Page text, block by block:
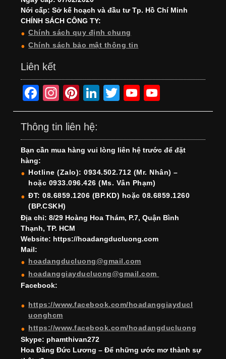
Nới cấp: Sở kế hoạch và đầu tư Tp. Hồ Chí Minh
CHÍNH SÁCH CÔNG TY:
Chính sách quy định chung
Chính sách bảo mật thông tin
Liên kết
F
a
c
e
b
o
o
k
In
st
a
gr
a
m
Pi
nt
er
e
st
Li
n
e
dI
n
T
wi
er
Y
o
T
u
b
e
o
T
u
b
e
h
Thông tin liên hệ:
Bạn cần mua hàng vui lòng liên hệ trước để đặt
hàng:
Hotline (Zalo): 0934.502.712 (Mr. Nhân) –
hoặc 0933.096.426 (Ms. Vân Phạm)
ĐT: 08.6859.1206 (BP.KD) hoặc 08.6859.1260
(BP.CSKH)
Địa chỉ: 8/29 Hoàng Hoa Thám, P.7, Quận Bình
Thạnh, TP. HCM
Website: https://hoadangducluong.com
Mail:
hoadangducluong@gmail.com
hoadanggiayducluong@gmail.com
Facebook:
https://www.facebook.com/hoadanggiayducl
uonghcm
https://www.facebook.com/hoadangducluong
Skype: phamthivan272
Hoa Đăng Đức Lương – Để những ước mơ thành sự